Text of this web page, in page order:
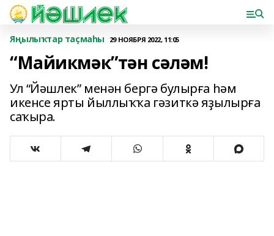
Яңылыҡтар таҫмаһы 29 НОЯБРЯ 2022, 11:05
“Майикмәк”тән сәләм!
Ул “Йәшлек” менән бергә булырға һәм
икенсе ярты йыллыҡҡа гәзиткә яҙылырға
саҡыра.